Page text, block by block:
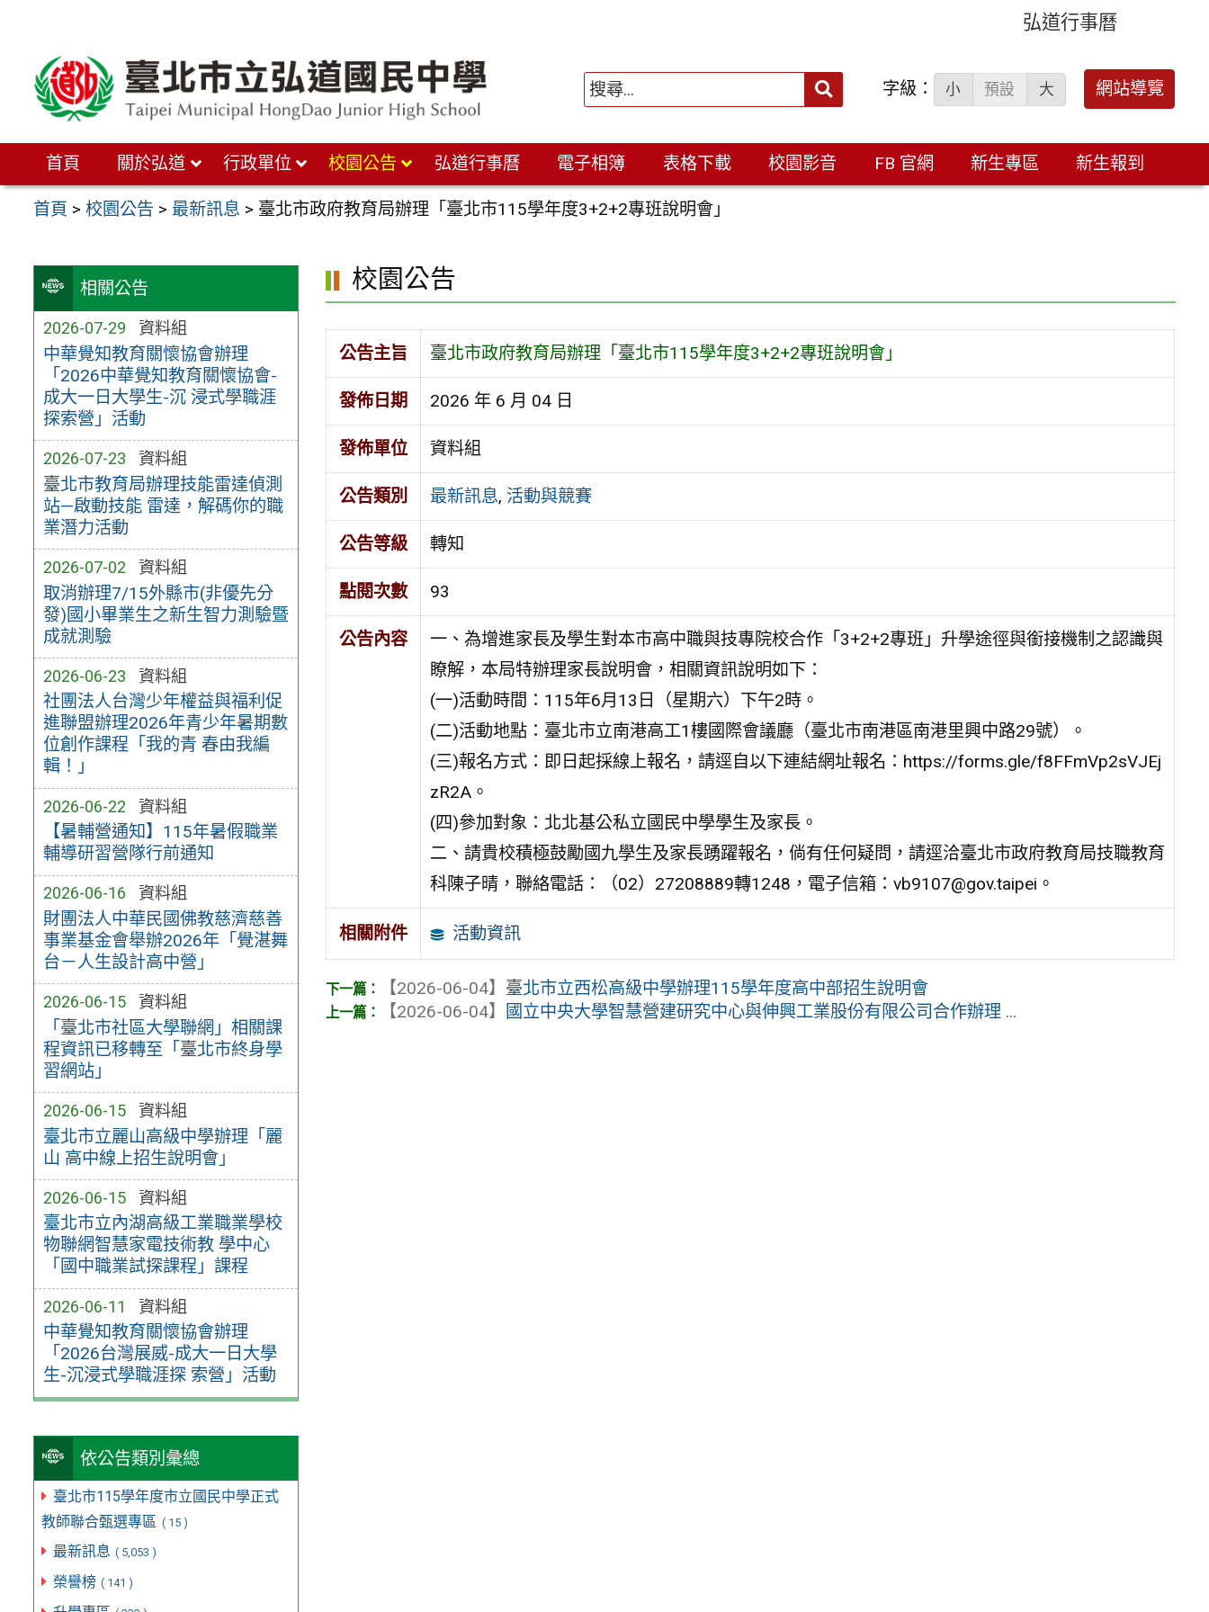
弘道行事曆
搜
字級： 小 預設 大 網站導覽
首頁 關於弘道 行政單位 校園公告 弘道行事曆 電子相簿 表格下載 校園影音 FB 官網 新生專區 新生報到
首頁 >校園公告 > 最新訊息 > 臺北市政府教育局辦理「臺北市115學年度3+2+2專班說明會」
相關公告
2026-07-29 資料組
中華覺知教育關懷協會辦理
「2026中華覺知教育關懷協會-
成大一日大學生-沉 浸式學職涯
探索營」活動
2026-07-23 資料組
臺北市教育局辦理技能雷達偵測
站—啟動技能 雷達，解碼你的職
業潛力活動
2026-07-02 資料組
取消辦理7/15外縣市(非優先分
發)國小畢業生之新生智力測驗暨
成就測驗
2026-06-23 資料組
社團法人台灣少年權益與福利促
進聯盟辦理2026年青少年暑期數
位創作課程「我的青 春由我編
輯！」
2026-06-22 資料組
【暑輔營通知】115年暑假職業
輔導研習營隊行前通知
2026-06-16 資料組
財團法人中華民國佛教慈濟慈善
事業基金會舉辦2026年「覺湛舞
台－人生設計高中營」
2026-06-15 資料組
「臺北市社區大學聯網」相關課
程資訊已移轉至「臺北市終身學
習網站」
2026-06-15 資料組
臺北市立麗山高級中學辦理「麗
山 高中線上招生說明會」
2026-06-15 資料組
臺北市立內湖高級工業職業學校
物聯網智慧家電技術教 學中心
「國中職業試探課程」課程
2026-06-11 資料組
中華覺知教育關懷協會辦理
「2026台灣展威-成大一日大學
生-沉浸式學職涯探 索營」活動
依公告類別彙總
臺北市115學年度市立國民中學正式
教師聯合甄選專區 ( 15 )
最新訊息 ( 5,053 )
榮譽榜 ( 141 )
校園公告
公告主旨 臺北市政府教育局辦理「臺北市115學年度3+2+2專班說明會」
發佈日期 2026 年 6 月 04 日
發佈單位 資料組
公告類別 最新訊息, 活動與競賽
公告等級 轉知
點閱次數 93
公告內容
一、為增進家長及學生對本市高中職與技專院校合作「3+2+2專班」升學途徑與銜接機制之認識與
瞭解，本局特辦理家長說明會，相關資訊說明如下：
(一)活動時間：115年6月13日（星期六）下午2時。
(二)活動地點：臺北市立南港高工1樓國際會議廳（臺北市南港區南港里興中路29號）。
(三)報名方式：即日起採線上報名，請逕自以下連結網址報名：https://forms.gle/f8FFmVp2sVJEj
zR2A。
(四)參加對象：北北基公私立國民中學學生及家長。
二、請貴校積極鼓勵國九學生及家長踴躍報名，倘有任何疑問，請逕洽臺北市政府教育局技職教育
科陳子晴，聯絡電話：（02）27208889轉1248，電子信箱：vb9107@gov.taipei。
相關附件 活動資訊
【2026-06-04】 臺北市立西松高級中學辦理115學年度高中部招生說明會
【2026-06-04】
國立中央大學智慧營建研究中心與伸興工業股份有限公司合作辦理 ...